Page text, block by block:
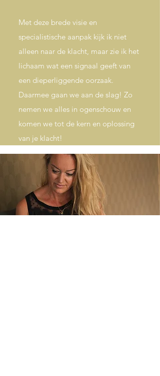
Met deze brede visie en
specialistische aanpak kijk ik niet
alleen naar de klacht, maar zie ik het
lichaam wat een signaal geeft van
een dieperliggende oorzaak.
Daarmee gaan we aan de slag! Zo
nemen we alles in ogenschouw en
komen we tot de kern en oplossing
van je klacht!